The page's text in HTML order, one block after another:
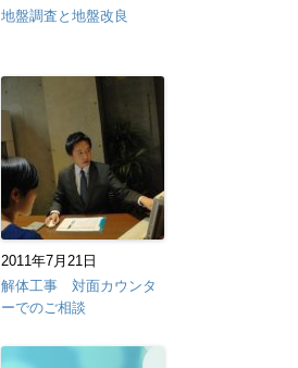
地盤調査と地盤改良
2011年7月21日
解体工事 対面カウンタ
ーでのご相談